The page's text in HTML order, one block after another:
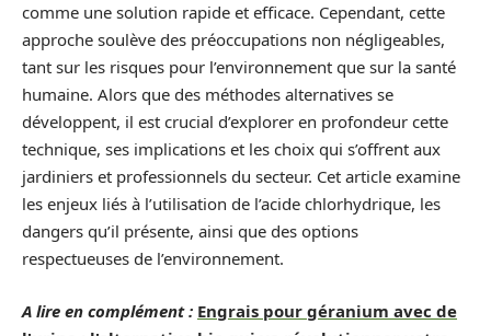
comme une solution rapide et efficace. Cependant, cette
approche soulève des préoccupations non négligeables,
tant sur les risques pour l’environnement que sur la santé
humaine. Alors que des méthodes alternatives se
développent, il est crucial d’explorer en profondeur cette
technique, ses implications et les choix qui s’offrent aux
jardiniers et professionnels du secteur. Cet article examine
les enjeux liés à l’utilisation de l’acide chlorhydrique, les
dangers qu’il présente, ainsi que des options
respectueuses de l’environnement.
A lire en complément : Engrais pour géranium avec de